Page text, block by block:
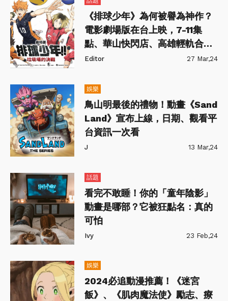
《排球少年》為何被譽為神作？
電影劇場版在台上映，7-11集
點、華山快閃店、高雄輕軌合作
展現高人氣
Editor 27 Mar,24
娛樂
鳥山明最後的禮物！動畫《Sand
Land》宣布上線，日期、觀看平
台資訊一次看
J 13 Mar,24
話題
看完不敢睡！你的「童年陰影」
動畫是哪部？它被狂點名：真的
可怕
Ivy 23 Feb,24
娛樂
2024必追動漫推薦！《迷宮
飯》、《肌肉魔法使》勵志、療